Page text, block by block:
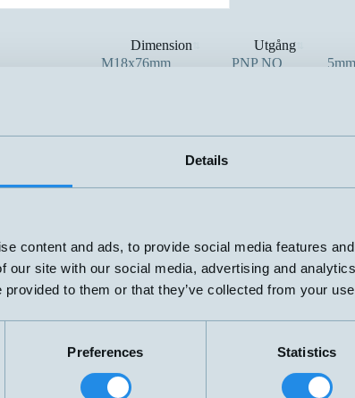
Details
content and ads, to provide social media features
our site with our social media, advertising and
provided to them or that they’ve collected from your
Preferences Statistics
Dimension Utgång⇅
M18x76mm PNP NO 5mm